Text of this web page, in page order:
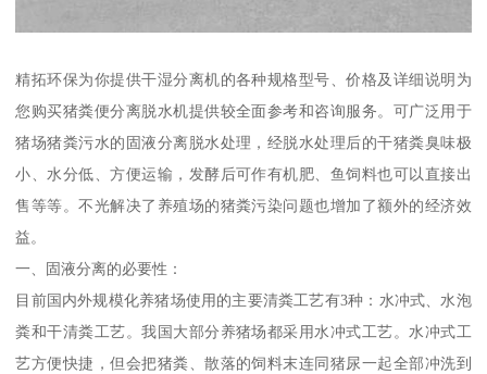
精拓环保为你提供干湿分离机的各种规格型号、价格及详细说明为
您购买猪粪便分离脱水机提供较全面参考和咨询服务。可广泛用于
猪场猪粪污水的固液分离脱水处理，经脱水处理后的干猪粪臭味极
小、水分低、方便运输，发酵后可作有机肥、鱼饲料也可以直接出
售等等。不光解决了养殖场的猪粪污染问题也增加了额外的经济效
益。
一、固液分离的必要性：
目前国内外规模化养猪场使用的主要清粪工艺有3种：水冲式、水泡
粪和干清粪工艺。我国大部分养猪场都采用水冲式工艺。水冲式工
艺方便快捷，但会把猪粪、散落的饲料末连同猪尿一起全部冲洗到